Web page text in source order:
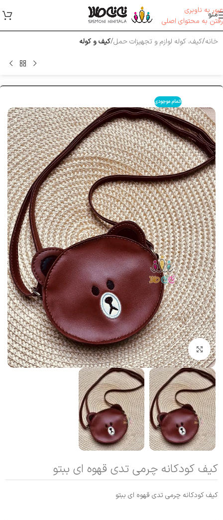
عبور به ناوبری
رفتن به محتوای اصلی
منو
خانه کیف، کوله لوازم و تجهیزات حمل کیف و کوله
اتمام موجودی
بزرگنمایی تصویر
کیف کودکانه چرمی تدی قهوه ای ببتو
کیف کودکانه چرمی تدی قهوه ای ببتو